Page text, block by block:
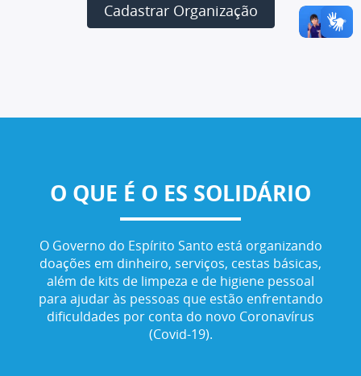
Cadastrar Organização
O QUE É O ES SOLIDÁRIO
O Governo do Espírito Santo está organizando
doações em dinheiro, serviços, cestas básicas,
além de kits de limpeza e de higiene pessoal
para ajudar às pessoas que estão enfrentando
dificuldades por conta do novo Coronavírus
(Covid-19).